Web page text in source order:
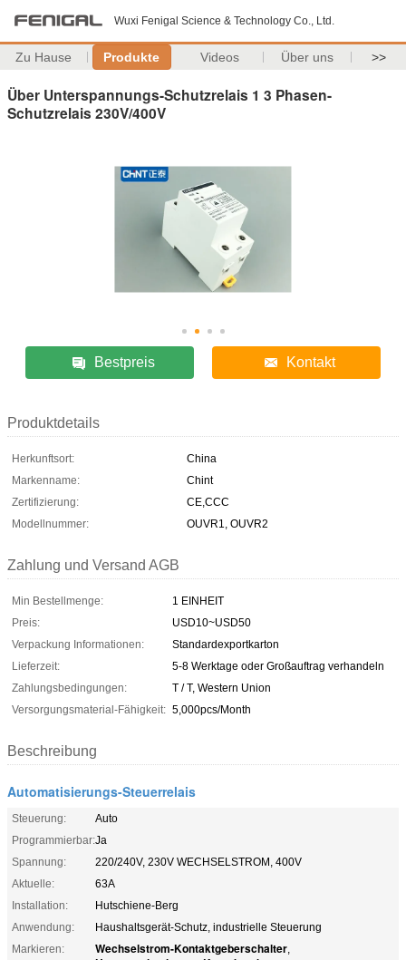
Wuxi Fenigal Science & Technology Co., Ltd.
Zu Hause Produkte Videos Über uns >>
Über Unterspannungs-Schutzrelais 1 3 Phasen-
Schutzrelais 230V/400V
Bestpreis Kontakt
Produktdetails
Herkunftsort:
China
Markenname:
Chint
Zertifizierung:
CE,CCC
Modellnummer:
OUVR1, OUVR2
Zahlung und Versand AGB
Min Bestellmenge:
1 EINHEIT
Preis:
USD10~USD50
Verpackung Informationen:
Standardexportkarton
Lieferzeit:
5-8 Werktage oder Großauftrag verhandeln
Zahlungsbedingungen:
T / T, Western Union
Versorgungsmaterial-Fähigkeit: 5,000pcs/Month
Beschreibung
Automatisierungs-Steuerrelais
Steuerung:
Auto
Programmierbar:Ja
Spannung:
220/240V, 230V WECHSELSTROM, 400V
Aktuelle:
63A
Installation:
Hutschiene-Berg
Anwendung:
Haushaltsgerät-Schutz, industrielle Steuerung
Markieren:
Wechselstrom-Kontaktgeberschalter,